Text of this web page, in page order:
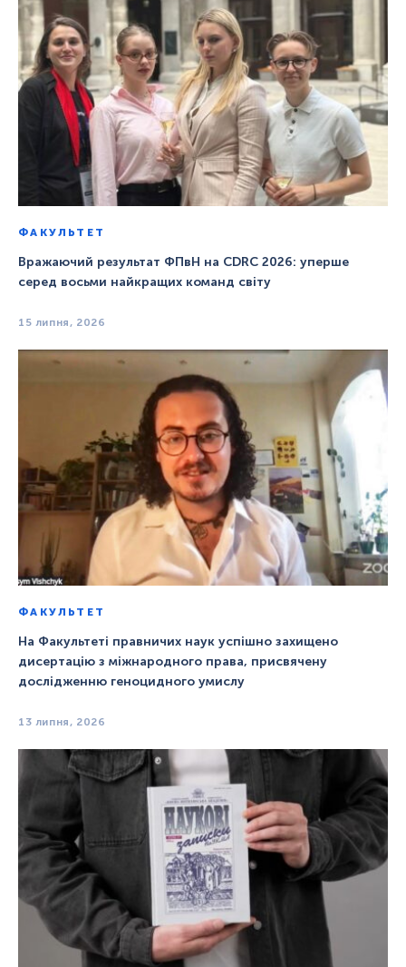
ФАКУЛЬТЕТ
Вражаючий результат ФПвН на CDRC 2026: уперше
серед восьми найкращих команд світу
15 липня, 2026
ФАКУЛЬТЕТ
На Факультеті правничих наук успішно захищено
дисертацію з міжнародного права, присвячену
дослідженню геноцидного умислу
13 липня, 2026